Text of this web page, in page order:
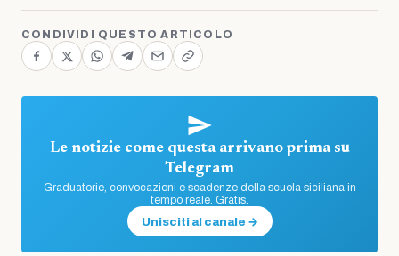
CONDIVIDI QUESTO ARTICOLO
Le notizie come questa arrivano prima su
Telegram
Graduatorie, convocazioni e scadenze della scuola siciliana in
tempo reale. Gratis.
Unisciti al canale →